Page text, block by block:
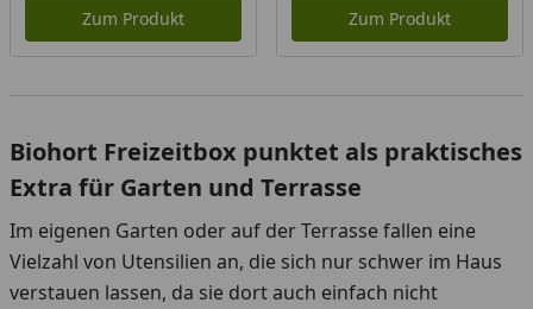
Zum Produkt Zum Produkt
Biohort Freizeitbox punktet als praktisches
Extra für Garten und Terrasse
Im eigenen Garten oder auf der Terrasse fallen eine
Vielzahl von Utensilien an, die sich nur schwer im Haus
verstauen lassen, da sie dort auch einfach nicht